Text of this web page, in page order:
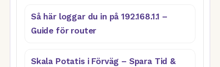
Så här loggar du in på 192.168.1.1 –
Guide för router
Skala Potatis i Förväg – Spara Tid &